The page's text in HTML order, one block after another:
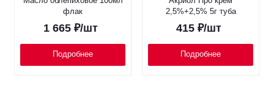
флак
1 665 ₽/шт
Подробнее
2,5%+2,5% 5г туба
415₽/шт
Подробнее